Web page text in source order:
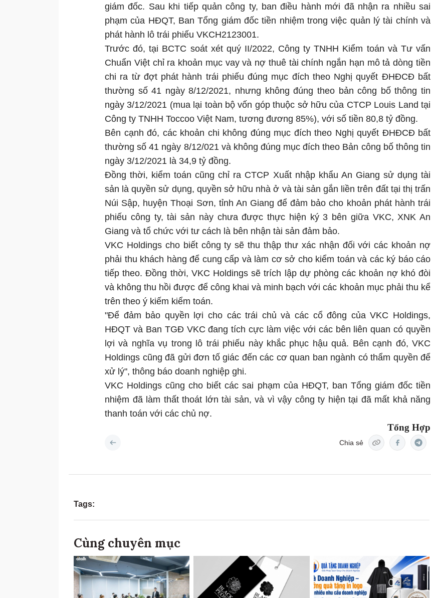
giám đốc. Sau khi tiếp quản công ty, ban điều hành mới đã nhận ra nhiều sai
phạm của HĐQT, Ban Tổng giám đốc tiền nhiệm trong việc quản lý tài chính và
phát hành lô trái phiếu VKCH2123001.
Trước đó, tại BCTC soát xét quý II/2022, Công ty TNHH Kiểm toán và Tư vấn
Chuẩn Việt chỉ ra khoản mục vay và nợ thuê tài chính ngắn hạn mô tả dòng tiền
chi ra từ đợt phát hành trái phiếu đúng mục đích theo Nghị quyết ĐHĐCĐ bất
thường số 41 ngày 8/12/2021, nhưng không đúng theo bản công bố thông tin
ngày 3/12/2021 (mua lại toàn bộ vốn góp thuộc sở hữu của CTCP Louis Land tại
Công ty TNHH Toccoo Việt Nam, tương đương 85%), với số tiền 80,8 tỷ đồng.
Bên cạnh đó, các khoản chi không đúng mục đích theo Nghị quyết ĐHĐCĐ bất
thường số 41 ngày 8/12/021 và không đúng mục đích theo Bản công bố thông tin
ngày 3/12/2021 là 34,9 tỷ đồng.
Đồng thời, kiểm toán cũng chỉ ra CTCP Xuất nhập khẩu An Giang sử dụng tài
sản là quyền sử dụng, quyền sở hữu nhà ở và tài sản gắn liền trên đất tại thị trấn
Núi Sập, huyện Thoại Sơn, tỉnh An Giang để đảm bảo cho khoản phát hành trái
phiếu công ty, tài sản này chưa được thực hiện ký 3 bên giữa VKC, XNK An
Giang và tổ chức với tư cách là bên nhận tài sản đảm bảo.
VKC Holdings cho biết công ty sẽ thu thập thư xác nhận đối với các khoản nợ
phải thu khách hàng để cung cấp và làm cơ sở cho kiểm toán và các ký báo cáo
tiếp theo. Đồng thời, VKC Holdings sẽ trích lập dự phòng các khoản nợ khó đòi
và không thu hồi được để công khai và minh bạch với các khoản mục phải thu kể
trên theo ý kiếm kiểm toán.
"Để đảm bảo quyền lợi cho các trái chủ và các cổ đông của VKC Holdings,
HĐQT và Ban TGĐ VKC đang tích cực làm việc với các bên liên quan có quyền
lợi và nghĩa vụ trong lô trái phiếu này khắc phục hậu quả. Bên cạnh đó, VKC
Holdings cũng đã gửi đơn tố giác đến các cơ quan ban ngành có thẩm quyền để
xử lý", thông báo doanh nghiệp ghi.
VKC Holdings cũng cho biết các sai phạm của HĐQT, ban Tổng giám đốc tiền
nhiệm đã làm thất thoát lớn tài sản, và vì vậy công ty hiện tại đã mất khả năng
thanh toán với các chủ nợ.
Tổng Hợp
Chia sẻ
Tags:
Cùng chuyên mục